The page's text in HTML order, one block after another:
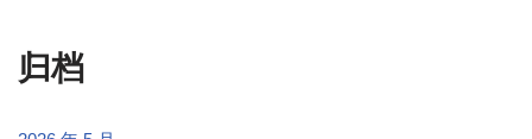
归档